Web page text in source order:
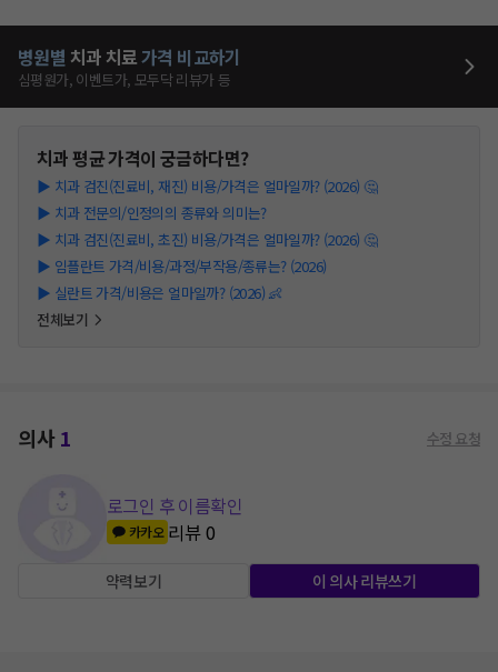
병원별 치과 치료가격 비교하기
심평원가, 이벤트가, 모두닥 리뷰가 등
치과평균 가격이 궁금하다면?
▶ 치과 검진(진료비, 재진) 비용/가격은 얼마일까? (2026) 🤔
▶ 치과 전문의/인정의의 종류와 의미는?
▶ 치과 검진(진료비, 초진) 비용/가격은 얼마일까? (2026) 🤔
▶ 임플란트 가격/비용/과정/부작용/종류는? (2026)
▶ 실란트 가격/비용은 얼마일까? (2026) 👶
전체보기
의사1 수정 요청
로그인 후 이름확인
카카오 리뷰0
약력보기 이 의사 리뷰쓰기